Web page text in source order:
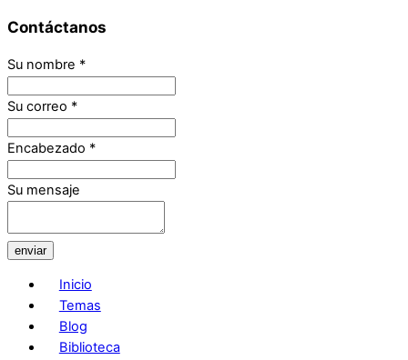
Contáctanos
Su nombre *
Su correo *
Encabezado *
Su mensaje
enviar
Inicio
Temas
Blog
Biblioteca